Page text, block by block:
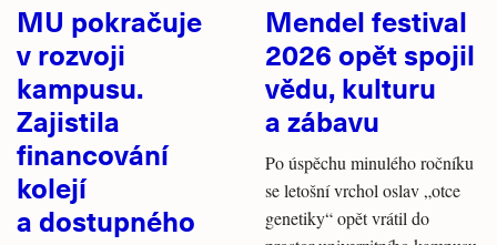
MU pokračuje
v rozvoji
kampusu.
Zajistila
financování
kolejí
a dostupného
Mendel festival
2026 opět spojil
vědu, kulturu
a zábavu
Po úspěchu minulého ročníku
se letošní vrchol oslav „otce
genetiky“ opět vrátil do